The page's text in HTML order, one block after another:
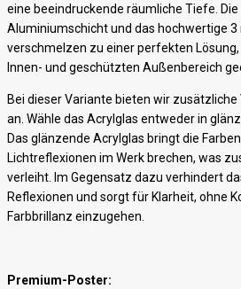
eine beeindruckende räumliche Tiefe.
Aluminiumschicht und das hochwertige 3
verschmelzen zu einer perfekten
Innen- und geschützten Außenbereich
Bei dieser Variante bieten wir
an. Wähle das Acrylglas entweder in
Das glänzende Acrylglas bringt die
Lichtreflexionen im Werk brechen, was
verleiht. Im Gegensatz dazu verhindert
Reflexionen und sorgt für Klarheit, ohne
Farbbrillanz einzugehen.
Premium-Poster: